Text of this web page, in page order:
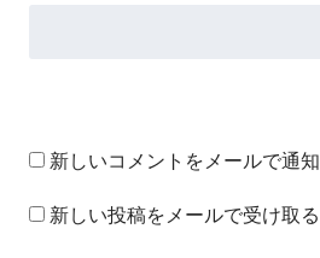
新しいコメントをメールで通知
新しい投稿をメールで受け取る